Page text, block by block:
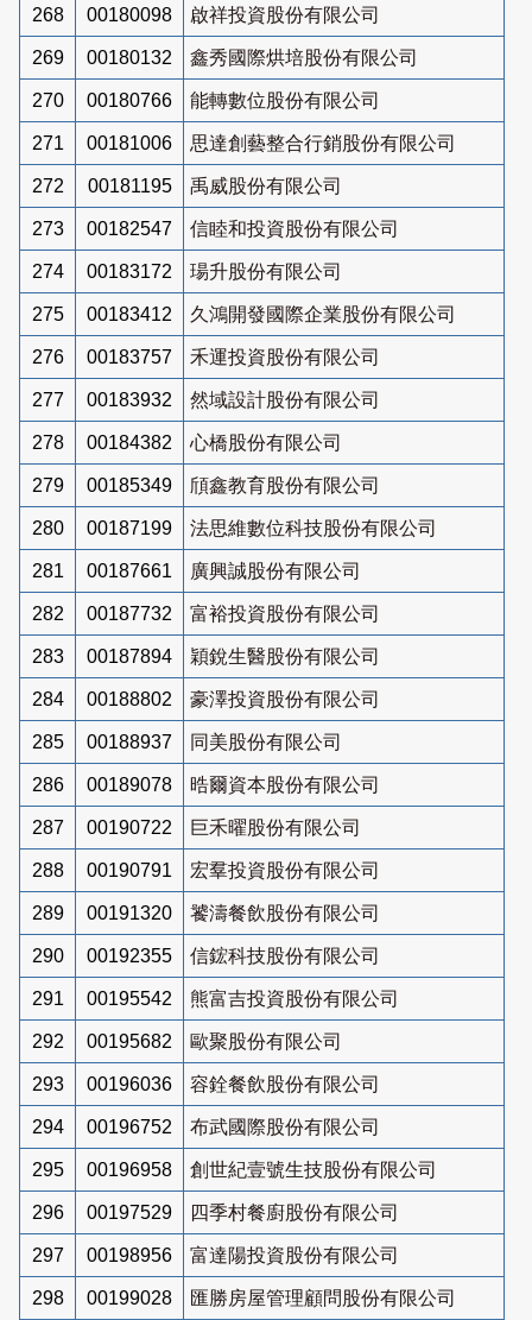
268 00180098 啟祥投資股份有限公司
269 00180132 鑫秀國際烘培股份有限公司
270 00180766 能轉數位股份有限公司
271 00181006 思達創藝整合行銷股份有限公司
272 00181195 禹威股份有限公司
273 00182547 信睦和投資股份有限公司
274 00183172 瑒升股份有限公司
275 00183412 久鴻開發國際企業股份有限公司
276 00183757 禾運投資股份有限公司
277 00183932 然域設計股份有限公司
278 00184382 心橋股份有限公司
279 00185349 頎鑫教育股份有限公司
280 00187199 法思維數位科技股份有限公司
281 00187661 廣興誠股份有限公司
282 00187732 富裕投資股份有限公司
283 00187894 穎銳生醫股份有限公司
284 00188802 豪澤投資股份有限公司
285 00188937 同美股份有限公司
286 00189078 晧爾資本股份有限公司
287 00190722 巨禾曜股份有限公司
288 00190791 宏羣投資股份有限公司
289 00191320 饕濤餐飲股份有限公司
290 00192355 信鋐科技股份有限公司
291 00195542 熊富吉投資股份有限公司
292 00195682 歐聚股份有限公司
293 00196036 容銓餐飲股份有限公司
294 00196752 布武國際股份有限公司
295 00196958 創世紀壹號生技股份有限公司
296 00197529 四季村餐廚股份有限公司
297 00198956 富達陽投資股份有限公司
298 00199028 匯勝房屋管理顧問股份有限公司